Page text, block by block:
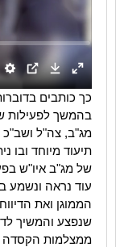
כך כותבים
בהמשך לפעילות
מג"ב, צה"ל ושב"כ
תיעוד מיוחד ובו
של מג"ב איו"ש
עוד נראה ונשמע
הממוגן ואת
שנפצע והמשיך
ממצלמות הקסדה